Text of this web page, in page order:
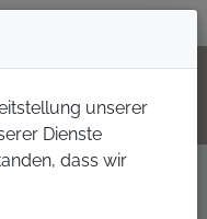
unserer
Dienste
dass wir